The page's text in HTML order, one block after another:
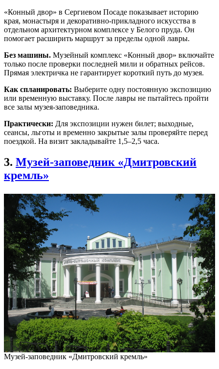
«Конный двор» в Сергиевом Посаде показывает историю
края, монастыря и декоративно-прикладного искусства в
отдельном архитектурном комплексе у Белого пруда. Он
помогает расширить маршрут за пределы одной лавры.
Без машины. Музейный комплекс «Конный двор» включайте
только после проверки последней мили и обратных рейсов.
Прямая электричка не гарантирует короткий путь до музея.
Как спланировать: Выберите одну постоянную экспозицию
или временную выставку. После лавры не пытайтесь пройти
все залы музея-заповедника.
Практически: Для экспозиции нужен билет; выходные,
сеансы, льготы и временно закрытые залы проверяйте перед
поездкой. На визит закладывайте 1,5–2,5 часа.
3. Музей-заповедник «Дмитровский
кремль»
Музей-заповедник «Дмитровский кремль»